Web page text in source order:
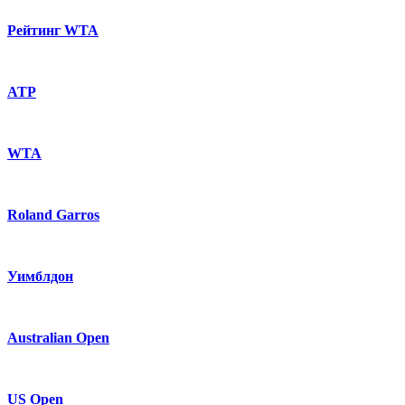
Рейтинг WTA
ATP
WTA
Roland Garros
Уимблдон
Australian Open
US Open